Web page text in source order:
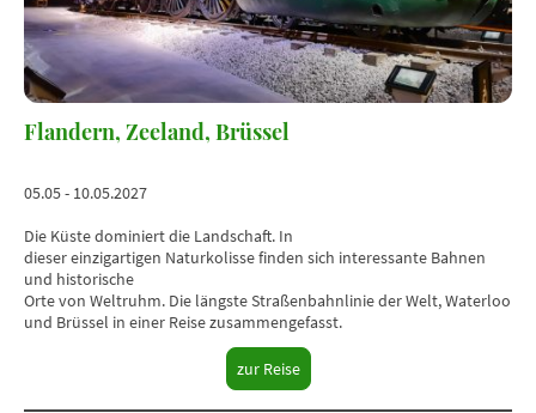
Flandern, Zeeland, Brüssel
05.05 - 10.05.2027
Die Küste dominiert die Landschaft. In
dieser einzigartigen Naturkolisse finden sich interessante Bahnen
und historische
Orte von Weltruhm. Die längste Straßenbahnlinie der Welt, Waterloo
und Brüssel in einer Reise zusammengefasst.
zur Reise